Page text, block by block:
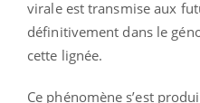
virale est transmise aux
définitivement dans le
cette lignée.
Ce phénomène s’est